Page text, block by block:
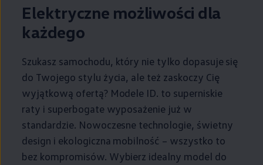
Elektryczne możliwości dla
każdego
Szukasz samochodu, który nie tylko dopasuje się
do Twojego stylu życia, ale też zaskoczy Cię
wyjątkową ofertą? Modele ID. to superniskie
raty i superbogate wyposażenie już w
standardzie. Nowoczesne technologie, świetny
design i ekologiczna mobilność – wszystko to
bez kompromisów. Wybierz idealny model do